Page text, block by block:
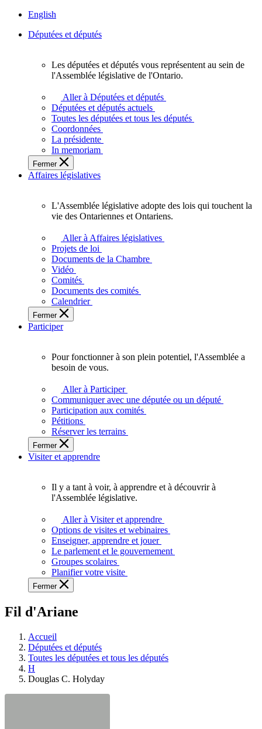
English
Députées et députés
députés
vous
représentent
sein
de
l'Assemblée
législative
l'Ontario.
Les députées et députés vous représentent au sein de
l'Assemblée législative de l'Ontario.
Aller à Députées et députés
Députées et députés actuels
Toutes les députées et tous les députés
Coordonnées
La présidente
In memoriam
Fermer
Affaires législatives
L'Assemblée
adopte
touchent
des
Ontariennes
et
L'Assemblée législative adopte des lois qui touchent la
vie des Ontariennes et Ontariens.
Aller à Affaires législatives
Projets de loi
Documents de la Chambre
Vidéo
Comités
Documents des comités
Calendrier
Fermer
Participer
plein
potentiel,
l'Assemblée
a
besoin
de
Pour fonctionner à son plein potentiel, l'Assemblée a
besoin de vous.
Aller à Participer
Communiquer avec une députée ou un député
Participation aux comités
Pétitions
Réserver les terrains
Fermer
Visiter et apprendre
voir,
apprendre
et
à
à
législative.
Il y a tant à voir, à apprendre et à découvrir à
l'Assemblée législative.
Aller à Visiter et apprendre
Options de visites et webinaires
Enseigner, apprendre et jouer
Le parlement et le gouvernement
Groupes scolaires
Planifier votre visite
Fermer
Fil d'Ariane
Accueil
Députées et députés
Toutes les députées et tous les députés
H
Douglas C. Holyday